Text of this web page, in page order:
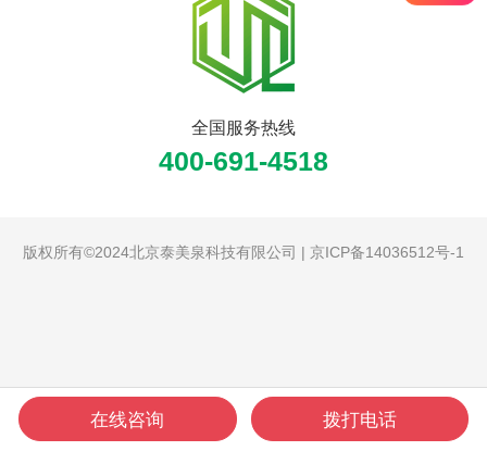
全国服务热线
400-691-4518
版权所有©2024北京泰美泉科技有限公司 | 京ICP备14036512号-1
在线咨询 拨打电话